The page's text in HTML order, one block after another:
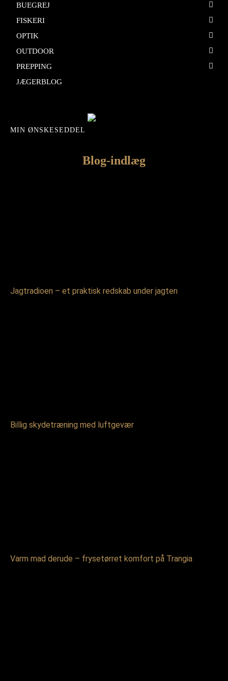
BUEGREJ
FISKERI
OPTIK
OUTDOOR
PREPPING
JÆGERBLOG
MIN ØNSKESEDDEL
Blog-indlæg
Jagtradioen – et praktisk redskab under jagten
Billig skydetræning med luftgevær
Varm mad derude – frysetørret komfort på Trangia